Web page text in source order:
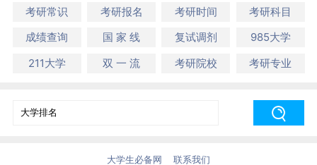
考研常识 考研报名 考研时间
考研科目
成绩查询
国 家 线 复试调剂
985大学
211大学
双 一 流 考研院校 考研专业
大学生必备网 联系我们